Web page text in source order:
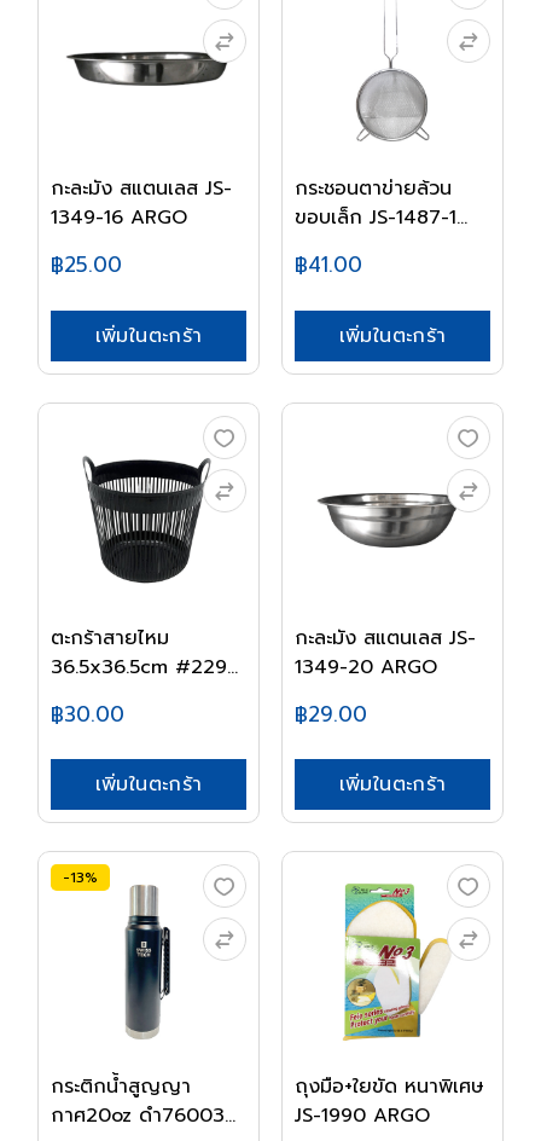
กะละมัง สแตนเลส JS-
1349-16 ARGO
฿25.00
เพิ่มในตะกร้า
กระชอนตาข่ายล้วน
ขอบเล็ก JS-1487-1...
฿41.00
เพิ่มในตะกร้า
ตะกร้าสายไหม
36.5x36.5cm #229
฿30.00
เพิ่มในตะกร้า
กะละมัง สแตนเลส JS-
1349-20 ARGO
฿29.00
เพิ่มในตะกร้า
-13%
กระติกน้ำสูญญา
กาศ20oz ดำ76003
ถุงมือ+ใยขัด หนาพิเศษ
JS-1990 ARGO